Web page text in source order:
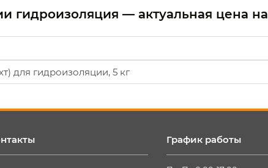
гидроизоляция — актуальная цена на
для гидроизоляции, 5 кг
График работы